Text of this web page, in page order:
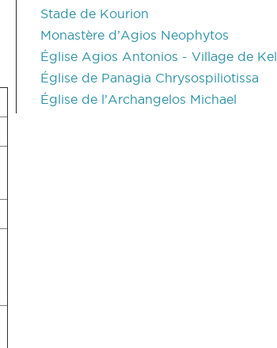
Stade de Kourion
Monastère d’Agios Neophytos
Église Agios Antonios - Village de
Église de Panagia Chrysospiliotissa
Église de l’Archangelos Michael